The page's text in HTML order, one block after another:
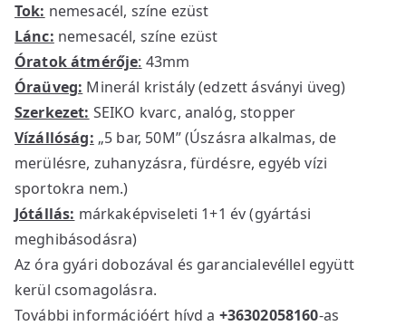
Tok: nemesacél, színe ezüst
Lánc: nemesacél, színe ezüst
Óratok átmérője: 43mm
Óraüveg: Minerál kristály (edzett ásványi üveg)
Szerkezet: SEIKO kvarc, analóg, stopper
Vízállóság: „5 bar, 50M” (Úszásra alkalmas, de
merülésre, zuhanyzásra, fürdésre, egyéb vízi
sportokra nem.)
Jótállás: márkaképviseleti 1+1 év (gyártási
meghibásodásra)
Az óra gyári dobozával és garancialevéllel együtt
kerül csomagolásra.
További információért hívd a +36302058160-as